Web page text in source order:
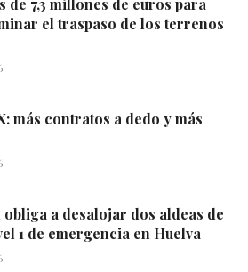
de 7,3 millones de euros para
el traspaso de los terrenos
más contratos a dedo y más
a desalojar dos aldeas de
1 de emergencia en Huelva